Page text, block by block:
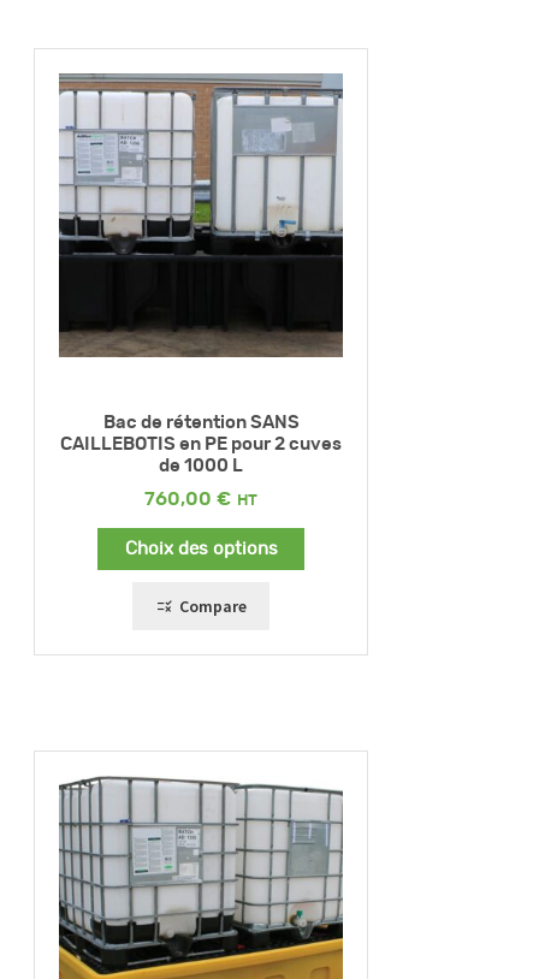
Bac de rétention SANS
CAILLEBOTIS en PE pour 2 cuves
de 1000 L
760,00 €
Choix des options
Compare